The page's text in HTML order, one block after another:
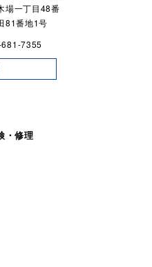
場一丁目48番
81番地1号
7355
・修理